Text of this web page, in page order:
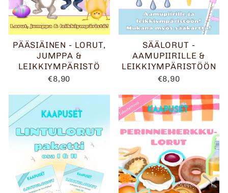
PÄÄSIÄINEN - LORUT,
JUMPPA &
LEIKKIYMPÄRISTÖ
€8,90
SÄÄLORUT -
AAMUPIIRILLE &
LEIKKIYMPÄRISTÖÖN
€8,90